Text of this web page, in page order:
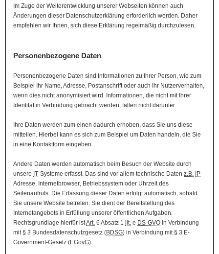
Im Zuge der Weiterentwicklung unserer Webseiten können auch
Änderungen dieser Datenschutzerklärung erforderlich werden. Daher
empfehlen wir Ihnen, sich diese Erklärung regelmäßig durchzulesen.
Personenbezogene Daten
Personenbezogene Daten sind Informationen zu Ihrer Person, wie zum
Beispiel Ihr Name, Adresse, Postanschrift oder auch Ihr Nutzerverhalten,
wenn dies nicht anonymisiert wird. Informationen, die nicht mit Ihrer
Identität in Verbindung gebracht werden, fallen nicht darunter.
Ihre Daten werden zum einen dadurch erhoben, dass Sie uns diese
mitteilen. Hierbei kann es sich zum Beispiel um Daten handeln, die Sie
in eine Kontaktform eingeben.
Andere Daten werden automatisch beim Besuch der Website durch
unsere IT-Systeme erfasst. Das sind vor allem technische Daten z.B. IP-
Adresse, Internetbrowser, Betriebssystem oder Uhrzeit des
Seitenaufrufs. Die Erfassung dieser Daten erfolgt automatisch, sobald
Sie unsere Website betreten. Sie dient der Bereitstellung des
Internetangebots in Erfüllung unserer öffentlichen Aufgaben.
Rechtsgrundlage hierfür istArt. 6 Absatz 1 lit. e DS-GVO in Verbindung
mit § 3 Bundesdatenschutzgesetz (BDSG) in Verbindung mit § 3 E-
Government-Gesetz (EGovG).